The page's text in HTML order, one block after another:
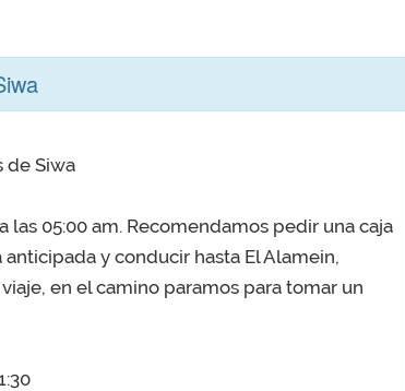
de Siwa
05:00 am. Recomendamos pedir una caja
y conducir hasta El Alamein,
en el camino paramos para tomar un